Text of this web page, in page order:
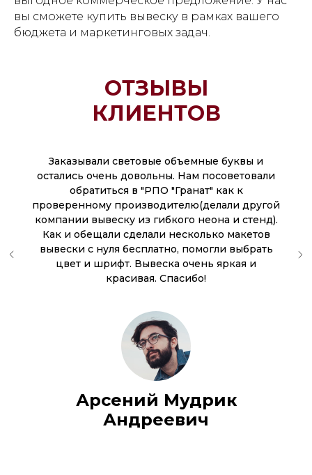
вы сможете купить вывеску в рамках вашего
бюджета и маркетинговых задач.
ОТЗЫВЫ
КЛИЕНТОВ
Заказывали световые объемные буквы и
остались очень довольны. Нам посоветовали
обратиться в "РПО "Гранат" как к
проверенному производителю(делали другой
компании вывеску из гибкого неона и стенд).
Как и обещали сделали несколько макетов
вывески с нуля бесплатно, помогли выбрать
цвет и шрифт. Вывеска очень яркая и
красивая. Спасибо!
Арсений Мудрик
Андреевич